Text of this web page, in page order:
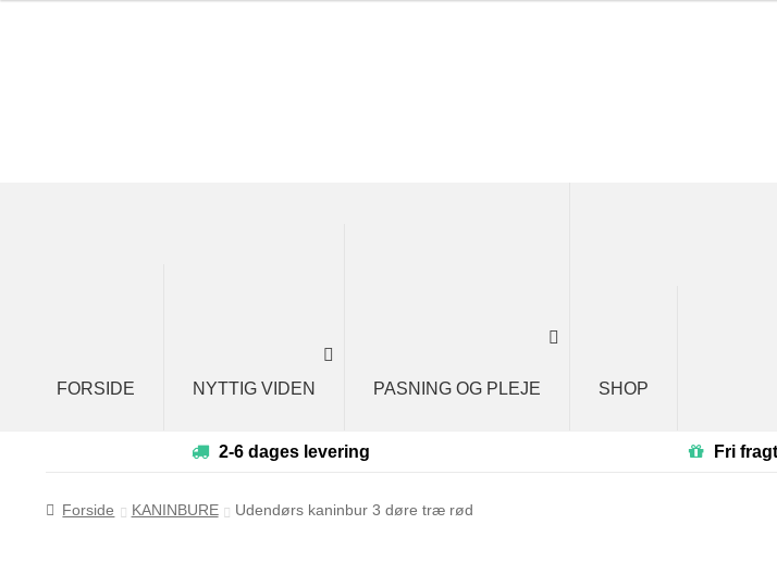
FORSIDE NYTTIG VIDEN PASNING OG PLEJE SHOP
2-6 dages levering Fri fragt
Forside KANINBURE Udendørs kaninbur 3 døre træ rød